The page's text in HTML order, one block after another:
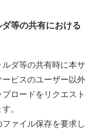
等の共有における
ダ等の共有時に本サ
ビスのユーザー以外
ロードをリクエスト
。
ァイル保存を要求し